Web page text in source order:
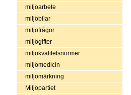
miljöarbete
miljöbilar
miljöfrågor
miljögifter
miljökvalitetsnormer
miljömedicin
miljömärkning
Miljöpartiet